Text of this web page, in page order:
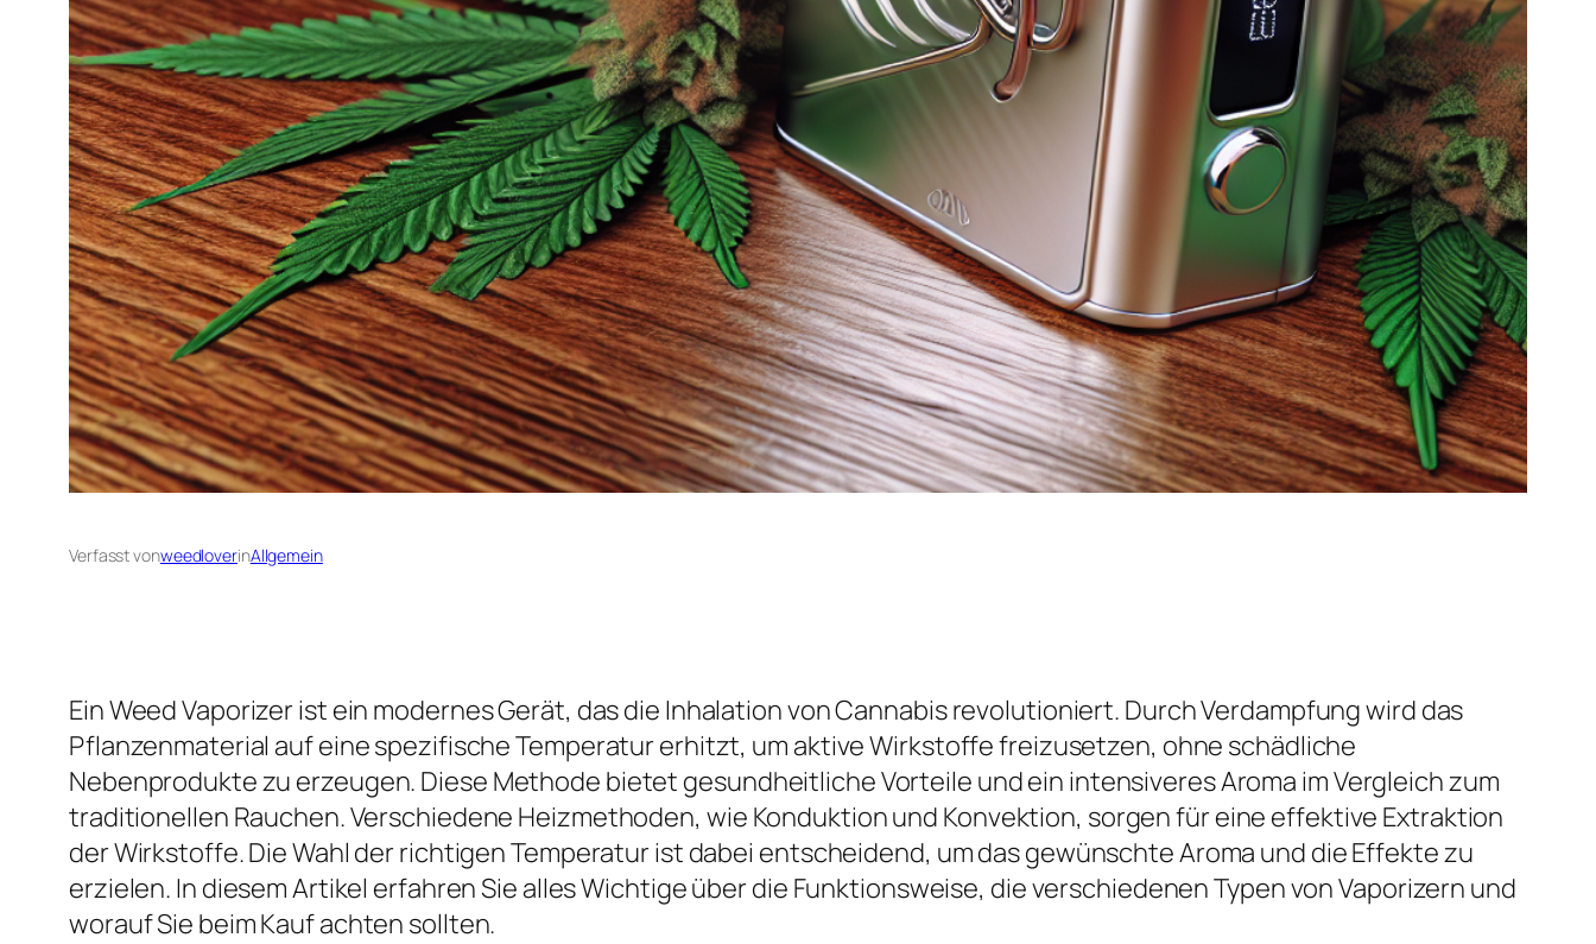
Verfasst vonweedloverinAllgemein
Ein Weed Vaporizer ist ein modernes Gerät, das die Inhalation von Cannabis revolutioniert. Durch Verdampfung wird das
Pflanzenmaterial auf eine spezifische Temperatur erhitzt, um aktive Wirkstoffe freizusetzen, ohne schädliche
Nebenprodukte zu erzeugen. Diese Methode bietet gesundheitliche Vorteile und ein intensiveres Aroma im Vergleich zum
traditionellen Rauchen. Verschiedene Heizmethoden, wie Konduktion und Konvektion, sorgen für eine effektive Extraktion
der Wirkstoffe. Die Wahl der richtigen Temperatur ist dabei entscheidend, um das gewünschte Aroma und die Effekte zu
erzielen. In diesem Artikel erfahren Sie alles Wichtige über die Funktionsweise, die verschiedenen Typen von Vaporizern und
worauf Sie beim Kauf achten sollten.